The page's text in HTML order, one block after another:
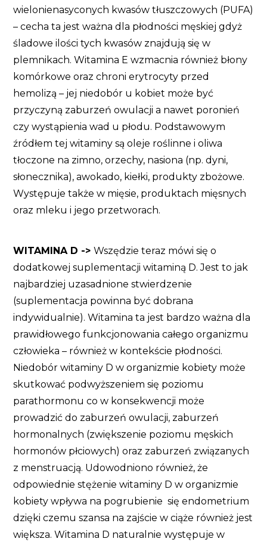
wielonienasyconych kwasów tłuszczowych (PUFA)
– cecha ta jest ważna dla płodności męskiej gdyż
śladowe ilości tych kwasów znajdują się w
plemnikach. Witamina E wzmacnia również błony
komórkowe oraz chroni erytrocyty przed
hemolizą – jej niedobór u kobiet może być
przyczyną zaburzeń owulacji a nawet poronień
czy wystąpienia wad u płodu. Podstawowym
źródłem tej witaminy są oleje roślinne i oliwa
tłoczone na zimno, orzechy, nasiona (np. dyni,
słonecznika), awokado, kiełki, produkty zbożowe.
Występuje także w mięsie, produktach mięsnych
oraz mleku i jego przetworach.
WITAMINA D -> Wszędzie teraz mówi się o
dodatkowej suplementacji witaminą D. Jest to jak
najbardziej uzasadnione stwierdzenie
(suplementacja powinna być dobrana
indywidualnie). Witamina ta jest bardzo ważna dla
prawidłowego funkcjonowania całego organizmu
człowieka – również w kontekście płodności.
Niedobór witaminy D w organizmie kobiety może
skutkować podwyższeniem się poziomu
parathormonu co w konsekwencji może
prowadzić do zaburzeń owulacji, zaburzeń
hormonalnych (zwiększenie poziomu męskich
hormonów płciowych) oraz zaburzeń związanych
z menstruacją. Udowodniono również, że
odpowiednie stężenie witaminy D w organizmie
kobiety wpływa na pogrubienie się endometrium
dzięki czemu szansa na zajście w ciąże również jest
większa. Witamina D naturalnie występuje w